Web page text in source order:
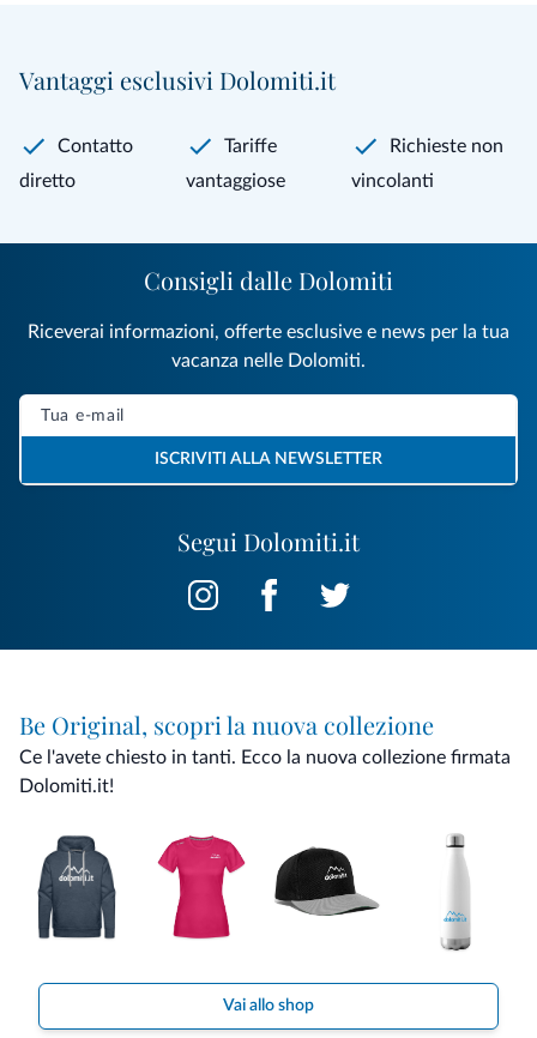
Vantaggi esclusivi Dolomiti.it
Contatto
diretto
Tariffe
vantaggiose
Richieste non
vincolanti
Segui Dolomiti.it
Consigli dalle Dolomiti
Riceverai informazioni, offerte esclusive e news per la tua
vacanza nelle Dolomiti.
ISCRIVITI ALLA NEWSLETTER
Be Original, scopri la nuova collezione
Ce l'avete chiesto in tanti. Ecco la nuova collezione firmata
Dolomiti.it!
Vai allo shop